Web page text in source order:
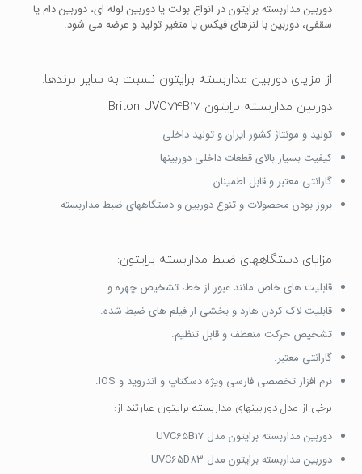
دوربین مداربسته برایتون در انواع بولت یا دوربین لوله ای، دوربین دام یا
سقفی، دوربین با لنزهای فیکس یا متغیر تولید و عرضه می شود.
از مزایای دوربین مداربسته برایتون نسبت به سایر برندها:
دوربین مداربسته برایتون Briton UVC74B17
تولید و مونتاژ کشور ایران و تولید داخلی
کیفیت بسیار بالای قطعات داخلی دوربینها
گارانتی معتبر و قابل اطمینان
بروز بودن محصولات و تنوع دوربین و دستگاههای ضبط مداربسته
مزایای دستگاههای ضبط مداربسته برایتون:
قابلیت های خاص مانند عبور از خط، تشخیص چهره و … .
قابلیت لاک کردن هارد و بخشی ار فیلم های ضبط شده.
تشخیص حرکت منعطف و قابل تنظیم.
گارانتی معتبر.
نرم افزار تخصصی فارسی ویژه دسکتاپ و اندروید و IOS.
برخی از مدل دوربینهای مداربسته برایتون عبارتند از:
دوربین مداربسته برایتون مدل UVC65B17
دوربین مداربسته برایتون مدل UVC65D83